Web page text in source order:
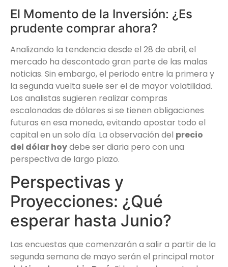
El Momento de la Inversión: ¿Es
prudente comprar ahora?
Analizando la tendencia desde el 28 de abril, el
mercado ha descontado gran parte de las malas
noticias. Sin embargo, el periodo entre la primera y
la segunda vuelta suele ser el de mayor volatilidad.
Los analistas sugieren realizar compras
escalonadas de dólares si se tienen obligaciones
futuras en esa moneda, evitando apostar todo el
capital en un solo día. La observación del precio
del dólar hoydebe ser diaria pero con una
perspectiva de largo plazo.
Perspectivas y
Proyecciones: ¿Qué
esperar hasta Junio?
Las encuestas que comenzarán a salir a partir de la
segunda semana de mayo serán el principal motor